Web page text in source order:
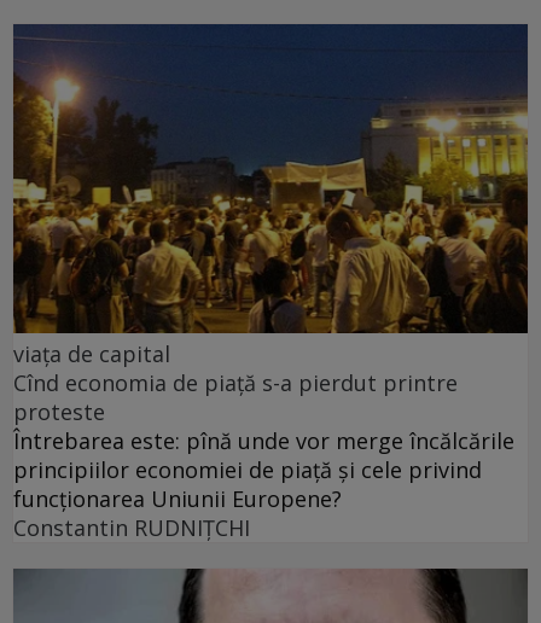
viața de capital
Cînd economia de piață s-a pierdut printre
proteste
Întrebarea este: pînă unde vor merge încălcările
principiilor economiei de piață și cele privind
funcționarea Uniunii Europene?
Constantin RUDNIŢCHI